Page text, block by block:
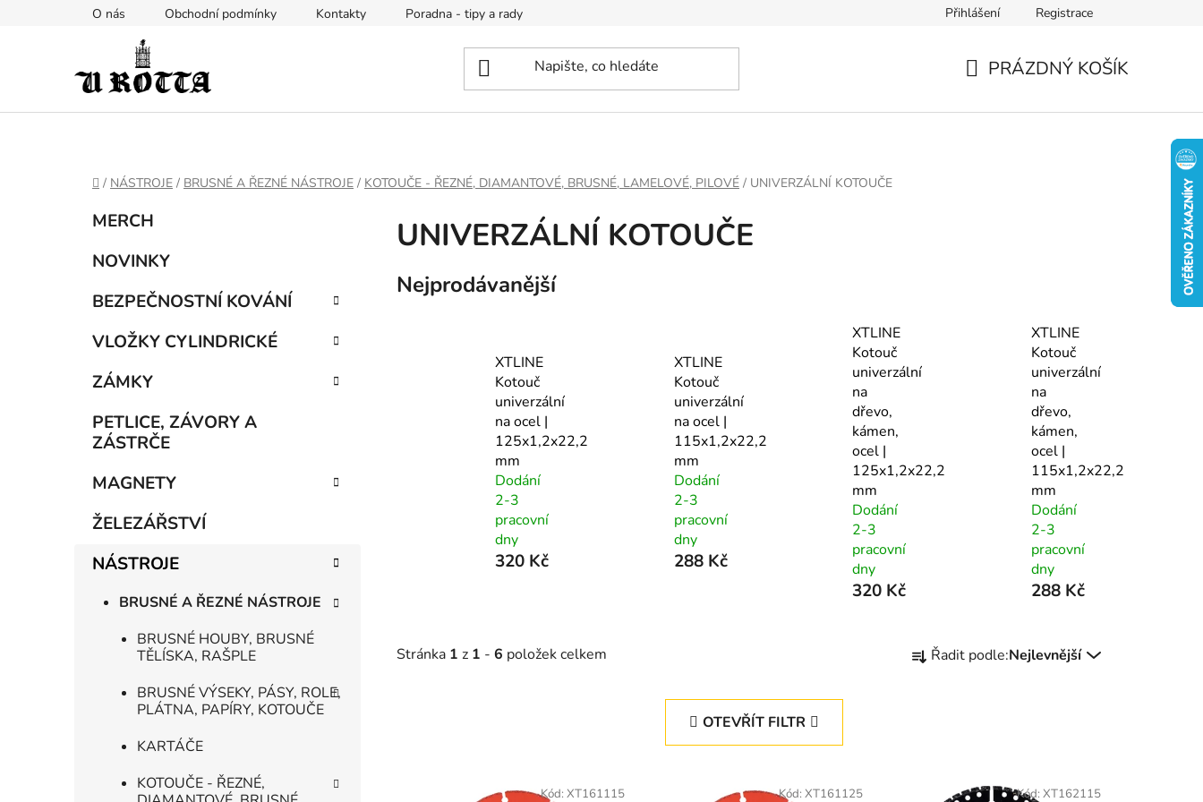
O nás Obchodní podmínky Kontakty Poradna - tipy a rady Přihlášení Registrace
PRÁZDNÝ KOŠÍK
DOMŮ
/ NÁSTROJE / BRUSNÉ A ŘEZNÉ NÁSTROJE / KOTOUČE - ŘEZNÉ, DIAMANTOVÉ, BRUSNÉ, LAMELOVÉ, PILOVÉ / UNIVERZÁLNÍ KOTOUČE
Přeskočit
kategorie
MERCH
NOVINKY
BEZPEČNOSTNÍ KOVÁNÍ
VLOŽKY CYLINDRICKÉ
ZÁMKY
PETLICE, ZÁVORY A
ZÁSTRČE
MAGNETY
ŽELEZÁŘSTVÍ
NÁSTROJE
BRUSNÉ A ŘEZNÉ NÁSTROJE
BRUSNÉ HOUBY, BRUSNÉ
TĚLÍSKA, RAŠPLE
BRUSNÉ VÝSEKY, PÁSY, ROLE,
PLÁTNA, PAPÍRY, KOTOUČE
KARTÁČE
KOTOUČE - ŘEZNÉ,
UNIVERZÁLNÍ KOTOUČE
Nejprodávanější
XTLINE
Kotouč
univerzální
na ocel |
125x1,2x22,2
mm
Dodání
2-3
pracovní
dny
320 Kč
XTLINE
Kotouč
univerzální
na ocel |
115x1,2x22,2
mm
Dodání
2-3
pracovní
dny
288 Kč
XTLINE
Kotouč
univerzální
na
dřevo,
kámen,
ocel |
125x1,2x22,2
mm
Dodání
2-3
pracovní
dny
320 Kč
XTLINE
Kotouč
univerzální
na
dřevo,
kámen,
ocel |
115x1,2x22,2
mm
Dodání
2-3
pracovní
dny
288 Kč
Stránka 1 z 1 - 6 položek celkem
a Řadit podle:Nejlevnější
OTEVŘÍT FILTR
Kód: XT161115 Kód: XT161125 Kód: XT162115